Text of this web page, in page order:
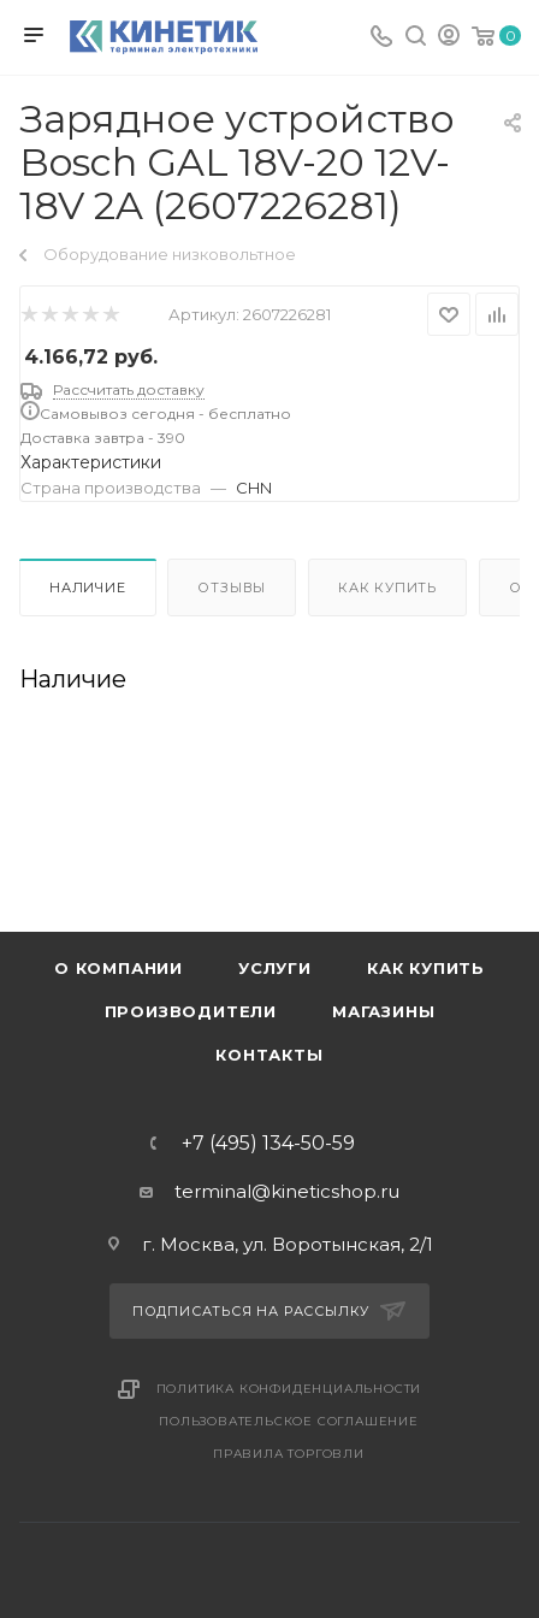
0
Зарядное устройство
Bosch GAL 18V-20 12V-
18V 2A (2607226281)
Оборудование низковольтное
Артикул: 2607226281
4.166,72 руб.
Рассчитать доставку
Самовывоз сегодня - бесплатно
Доставка завтра - 390
Характеристики
Страна производства — CHN
НАЛИЧИЕ ОТЗЫВЫ КАК КУПИТЬ
Наличие
О КОМПАНИИ УСЛУГИ КАК КУПИТЬ
ПРОИЗВОДИТЕЛИ МАГАЗИНЫ
КОНТАКТЫ
+7 (495) 134-50-59
terminal@kineticshop.ru
г. Москва, ул. Воротынская, 2/1
ПОДПИСАТЬСЯ НА РАССЫЛКУ
ПОЛИТИКА КОНФИДЕНЦИАЛЬНОСТИ
ПОЛЬЗОВАТЕЛЬСКОЕ СОГЛАШЕНИЕ
ПРАВИЛА ТОРГОВЛИ